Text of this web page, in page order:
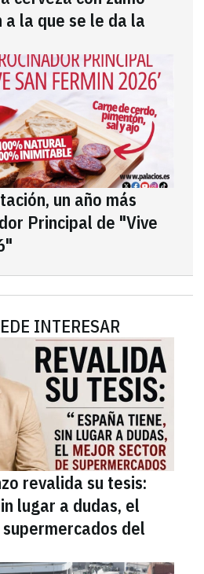
la que se le da la
un año más
Principal de "Vive
INTERESAR
revalida su tesis:
lugar a dudas, el
del